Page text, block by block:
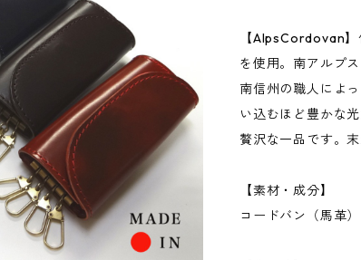
【AlpsCordovan
を使用。南アルプ
南信州の職人によ
い込むほど豊かな
贅沢な一品です。
【素材・成分】
コードバン（馬革）